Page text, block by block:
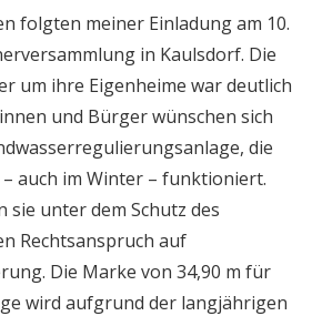
folgten meiner Einladung am 10.
in Kaulsdorf. Die
um ihre Eigenheime war deutlich
und Bürger wünschen sich
die
auch im Winter – funktioniert.
sie unter dem Schutz des
Rechtsanspruch auf
Die Marke von 34,90 m für
wird aufgrund der langjährigen